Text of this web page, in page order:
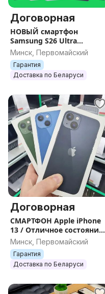
Договорная
НОВЫЙ смартфон
Samsung S26 Ultra
(запечатан) Sim+E-sim /
Гарантия / Все цвета /
Память
Минск, Первомайский
Гарантия
Доставка по Беларуси
Договорная
СМАРТФОН Apple iPhone
13 / Отличное состояние /
Цвета / Гарантия
Минск, Первомайский
Гарантия
Доставка по Беларуси